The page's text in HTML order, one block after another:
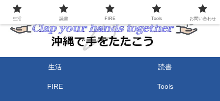
生活 読書
FIRE Tools
生活 読書 FIRE Tools お問い合わせ